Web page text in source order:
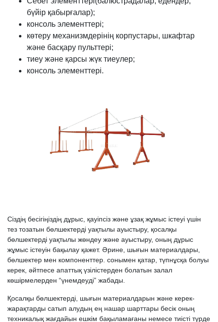
бүйір қабырғалар);
консоль элементтері;
көтеру механизмдерінің корпустары, шкафтар
және басқару пульттері;
тиеу және қарсы жүк тиеулер;
консоль элементтері.
Сіздің бесігіңіздің дұрыс, қауіпсіз және ұзақ жұмыс істеуі үшін
тез тозатын бөлшектерді уақтылы ауыстыру, қосалқы
бөлшектерді уақтылы жөндеу және ауыстыру, оның дұрыс
жұмыс істеуін бақылау қажет. Әрине, шығын материалдары,
бөлшектер мен компоненттер. сонымен қатар, түпнұсқа болуы
керек, әйтпесе апаттық үзілістерден болатын залал
көшірмелерден “үнемдеуді” жабады.
Қосалқы бөлшектерді, шығын материалдарын және керек-
жарақтарды сатып алудың ең нашар шарттары бесік оның
техникалық жағдайын ешкім бақыламағаны немесе тиісті түрде